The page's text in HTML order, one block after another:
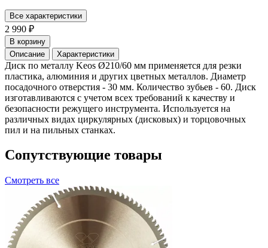
Все характеристики
2 990 ₽
В корзину
Описание
Характеристики
Диск по металлу Keos Ø210/60 мм применяется для резки
пластика, алюминия и других цветных металлов. Диаметр
посадочного отверстия - 30 мм. Количество зубьев - 60. Диск
изготавливаются с учетом всех требований к качеству и
безопасности режущего инструмента. Используется на
различных видах циркулярных (дисковых) и торцовочных
пил и на пильных станках.
Сопутствующие товары
Смотреть все